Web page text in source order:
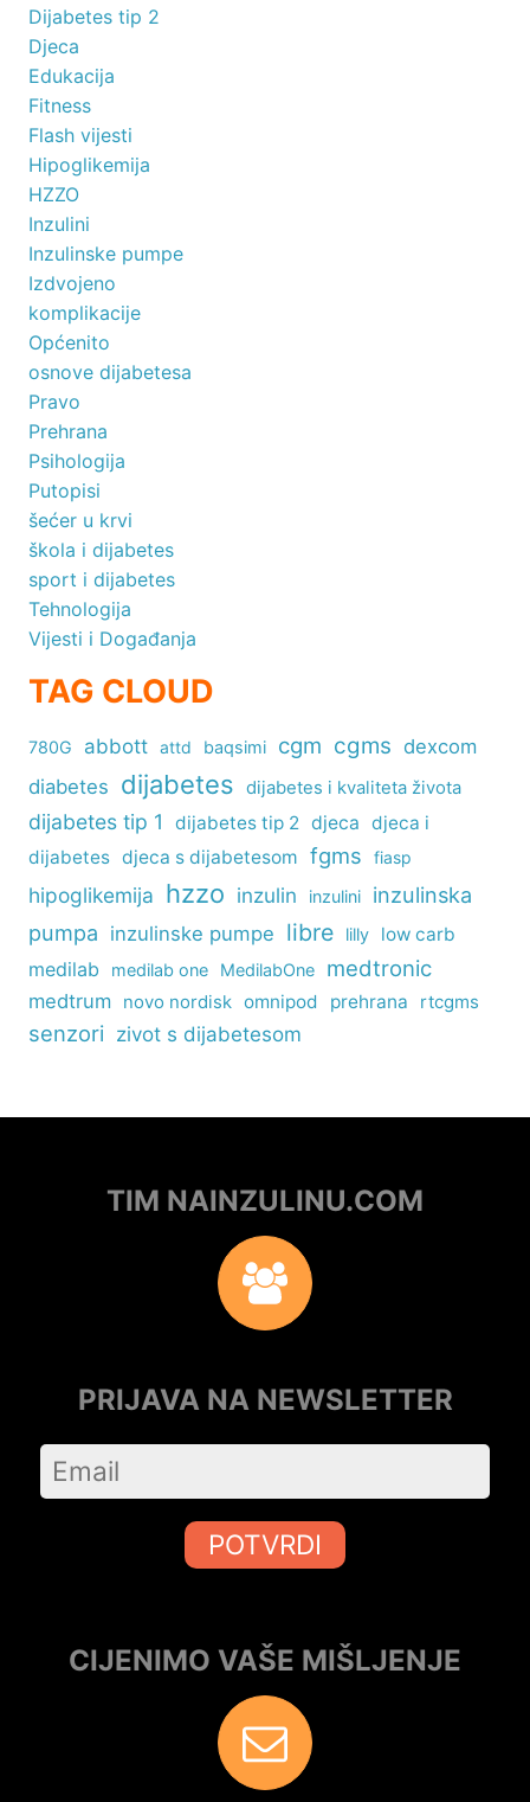
Dijabetes tip 2
Djeca
Edukacija
Fitness
Flash vijesti
Hipoglikemija
HZZO
Inzulini
Inzulinske pumpe
Izdvojeno
komplikacije
Općenito
osnove dijabetesa
Pravo
Prehrana
Psihologija
Putopisi
šećer u krvi
škola i dijabetes
sport i dijabetes
Tehnologija
Vijesti i Događanja
TAG CLOUD
780G abbott attd baqsimi cgm cgms dexcom
diabetes dijabetes dijabetes i kvaliteta života
dijabetes tip 1 dijabetes tip 2 djeca djeca i
dijabetes djeca s dijabetesom fgms fiasp
hipoglikemija hzzo inzulin inzulini
inzulinska
pumpa inzulinske pumpe libre lilly low carb
medilab medilab one MedilabOne medtronic
medtrum novo nordisk omnipod prehrana rtcgms
senzori zivot s dijabetesom
TIM NAINZULINU.COM
PRIJAVA NA NEWSLETTER
POTVRDI
CIJENIMO VAŠE MIŠLJENJE